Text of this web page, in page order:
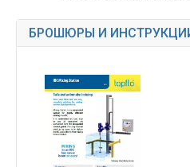
БРОШЮРЫ И